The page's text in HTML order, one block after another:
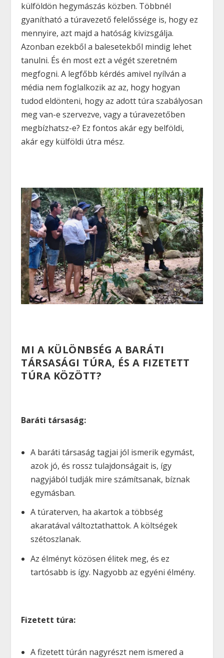
külföldön hegymászás közben. Többnél
gyanítható a túravezető felelőssége is, hogy ez
mennyire, azt majd a hatóság kivizsgálja.
Azonban ezekből a balesetekből mindig lehet
tanulni. És én most ezt a végét szeretném
megfogni. A legfőbb kérdés amivel nyílván a
média nem foglalkozik az az, hogy hogyan
tudod eldönteni, hogy az adott túra szabályosan
meg van-e szervezve, vagy a túravezetőben
megbízhatsz-e? Ez fontos akár egy belföldi,
akár egy külföldi útra mész.
MI A KÜLÖNBSÉG A BARÁTI
TÁRSASÁGI TÚRA, ÉS A FIZETETT
TÚRA KÖZÖTT?
Baráti társaság:
A baráti társaság tagjai jól ismerik egymást,
azok jó, és rossz tulajdonságait is, így
nagyjából tudják mire számítsanak, bíznak
egymásban.
A túraterven, ha akartok a többség
akaratával változtathattok. A költségek
szétoszlanak.
Az élményt közösen élitek meg, és ez
tartósabb is így. Nagyobb az egyéni élmény.
Fizetett túra:
A fizetett túrán nagyrészt nem ismered a